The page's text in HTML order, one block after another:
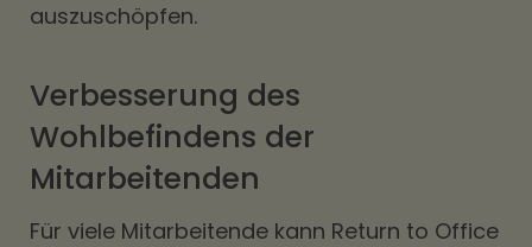
auszuschöpfen.
Verbesserung des
Wohlbefindens der
Mitarbeitenden
Für viele Mitarbeitende kann Return to Office